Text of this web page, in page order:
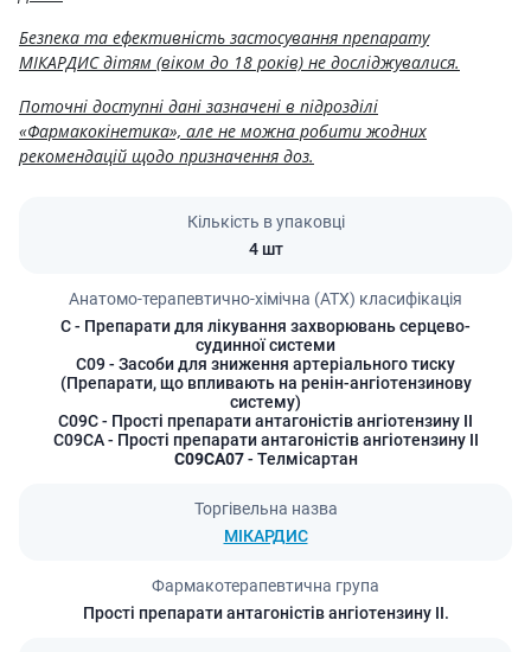
Безпека та ефективність застосування препарату
МІКАРДИС дітям (віком до 18 років) не досліджувалися.
Поточні доступні дані зазначені в підрозділі
«Фармакокінетика», але не можна робити жодних
рекомендацій щодо призначення доз.
Кількість в упаковці
4 шт
Анатомо-терапевтично-хімічна (АТХ) класифікація
C- Препарати для лікування захворювань серцево-
судинної системи
C09- Засоби для зниження артеріального тиску
(Препарати, що впливають на ренін-ангіотензинову
систему)
C09C- Прості препарати антагоністів ангіотензину II
C09CA- Прості препарати антагоністів ангіотензину II
C09CA07- Телмісартан
Торгівельна назва
МІКАРДИС
Фармакотерапевтична група
Прості препарати антагоністів ангіотензину ІІ.